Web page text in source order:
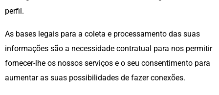
perfil.
As bases legais para a coleta e processamento das suas
informações são a necessidade contratual para nos permitir
fornecer-lhe os nossos serviços e o seu consentimento para
aumentar as suas possibilidades de fazer conexões.